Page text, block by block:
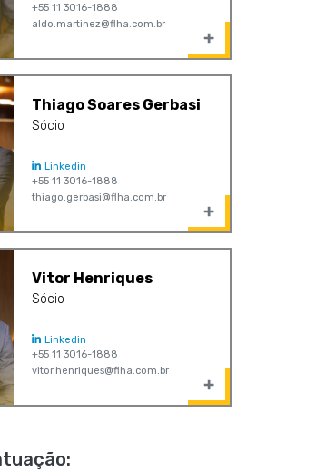
+55 11 3016-1888
aldo.martinez@flha.com.br
Thiago Soares Gerbasi
Sócio
Linkedin
+55 11 3016-1888
thiago.gerbasi@flha.com.br
Vitor Henriques
Sócio
Linkedin
+55 11 3016-1888
vitor.henriques@flha.com.br